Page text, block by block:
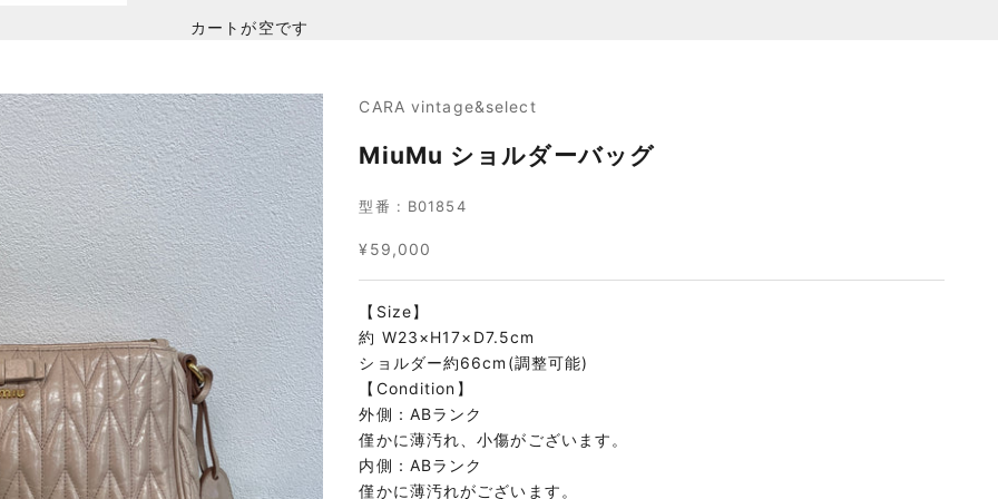
カートが空です
CARA vintage&select
MiuMu ショルダーバッグ
型番 : B01854
セール価格
¥59,000
【Size】
約 W23×H17×D7.5cm
ショルダー約66cm(調整可能)
【Condition】
外側：ABランク
僅かに薄汚れ、小傷がございます。
内側：ABランク
僅かに薄汚れがございます。